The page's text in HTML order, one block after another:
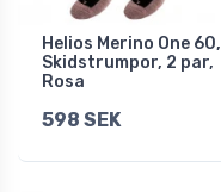
Helios Merino One 60,
Skidstrumpor, 2 par,
Rosa
598 SEK